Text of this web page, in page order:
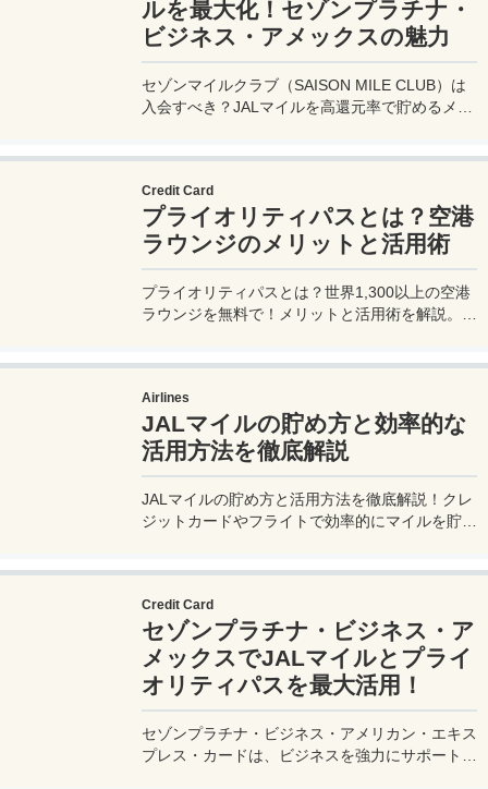
ルを最大化！セゾンプラチナ・
ビジネス・アメックスの魅力
セゾンマイルクラブ（SAISON MILE CLUB）は
入会すべき？JALマイルを高還元率で貯めるメリ
Credit Card
プライオリティパスとは？空港
ラウンジのメリットと活用術
プライオリティパスとは？世界1,300以上の空港
ラウンジを無料で！メリットと活用術を解説。セ
Airlines
JALマイルの貯め方と効率的な
活用方法を徹底解説
JALマイルの貯め方と活用方法を徹底解説！クレ
ジットカードやフライトで効率的にマイルを貯
Credit Card
セゾンプラチナ・ビジネス・ア
メックスでJALマイルとプライ
オリティパスを最大活用！
セゾンプラチナ・ビジネス・アメリカン・エキス
プレス・カードは、ビジネスを強力にサポートす